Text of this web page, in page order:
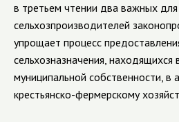
в третьем чтении два важных для
сельхозпроизводителей
упрощает процесс
сельхозназначения, находящихся
муниципальной собственности, в
крестьянско-фермерскому